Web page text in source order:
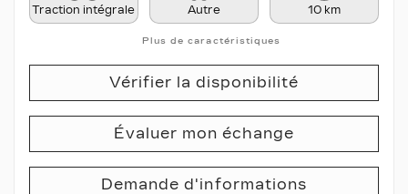
Traction intégrale Autre 10 km
Plus de caractéristiques
Vérifier la disponibilité
Évaluer mon échange
Demande d'informations